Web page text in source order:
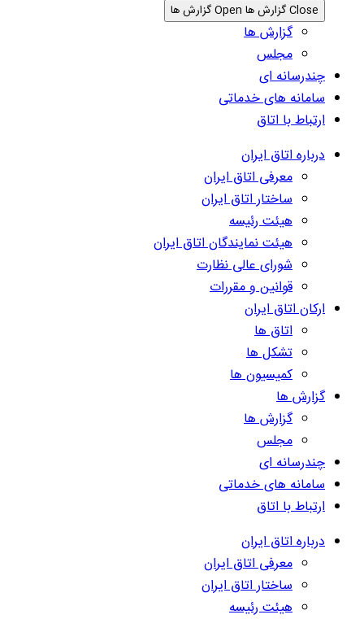
Close گزارش ها Open گزارش ها
گزارش ها
مجلس
چندرسانه ای
سامانه های خدماتی
ارتباط با اتاق
درباره اتاق ایران
معرفی اتاق ایران
ساختار اتاق ایران
هیئت رئیسه
هیئت نمایندگان اتاق ایران
شورای عالی نظارت
قوانین و مقررات
ارکان اتاق ایران
اتاق ها
تشکل ها
کمیسیون ها
گزارش ها
گزارش ها
مجلس
چندرسانه ای
سامانه های خدماتی
ارتباط با اتاق
درباره اتاق ایران
معرفی اتاق ایران
ساختار اتاق ایران
هیئت رئیسه